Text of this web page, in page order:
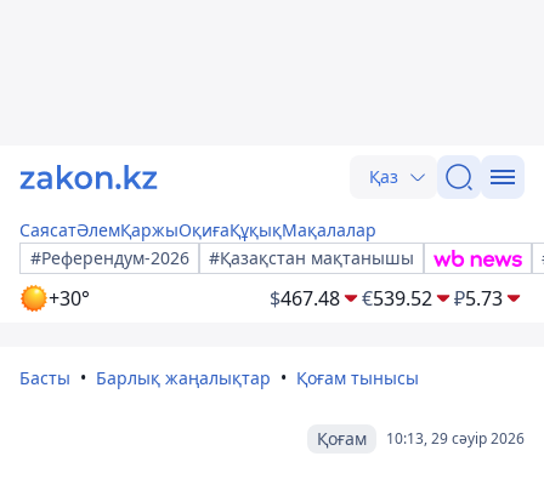
Қаз
СаясатӘлемҚаржыОқиғаҚұқықМақалалар
#Референдум-2026
#Қазақстан мақтанышы
+30° $467.48 €539.52 ₽5.73
Басты Барлық жаңалықтар Қоғам тынысы
10:13, 29 сәуір 2026
Қоғам